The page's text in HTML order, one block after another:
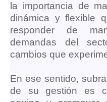
la importancia de
dinámica y flexible
responder de
demandas del
cambios que
En ese sentido,
de su gestión es